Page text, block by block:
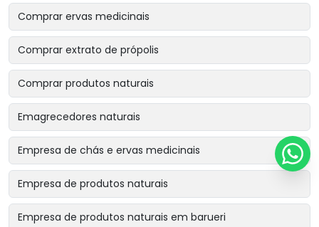
Comprar ervas medicinais
Comprar extrato de própolis
Comprar produtos naturais
Emagrecedores naturais
Empresa de chás e ervas medicinais
Empresa de produtos naturais
Empresa de produtos naturais em barueri